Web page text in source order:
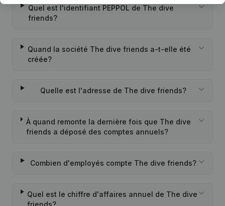
Quel est l'identifiant PEPPOL de The dive
friends?
Quand la société The dive friends a-t-elle été
créée?
Quelle est l'adresse de The dive friends?
À quand remonte la dernière fois que The dive
friends a déposé des comptes annuels?
Combien d'employés compte The dive friends?
Quel est le chiffre d'affaires annuel de The dive
friends?